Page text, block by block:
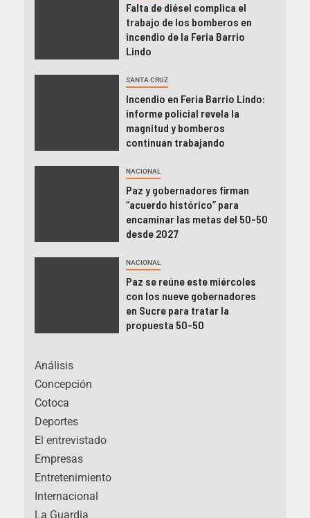
Falta de diésel complica el
trabajo de los bomberos en
incendio de la Feria Barrio
Lindo
SANTA CRUZ
Incendio en Feria Barrio Lindo:
informe policial revela la
magnitud y bomberos
continuan trabajando
NACIONAL
Paz y gobernadores firman
“acuerdo histórico” para
encaminar las metas del 50-50
desde 2027
NACIONAL
Paz se reúne este miércoles
con los nueve gobernadores
en Sucre para tratar la
propuesta 50-50
Análisis
Concepción
Cotoca
Deportes
El entrevistado
Empresas
Entretenimiento
Internacional
La Guardia